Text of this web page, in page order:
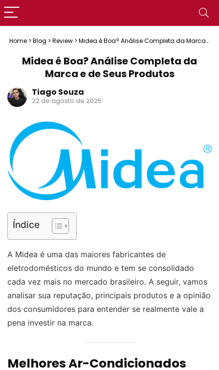
Home > Blog > Review > Midea é Boa? Análise Completa da Marca
Midea é Boa? Análise Completa da
Marca e de Seus Produtos
Tiago Souza
22 de agosto de 2025
Índice
A Midea é uma das maiores fabricantes de
eletrodomésticos do mundo e tem se consolidado
cada vez mais no mercado brasileiro. A seguir, vamos
analisar sua reputação, principais produtos e a opinião
dos consumidores para entender se realmente vale a
pena investir na marca.
Melhores Ar-Condicionados